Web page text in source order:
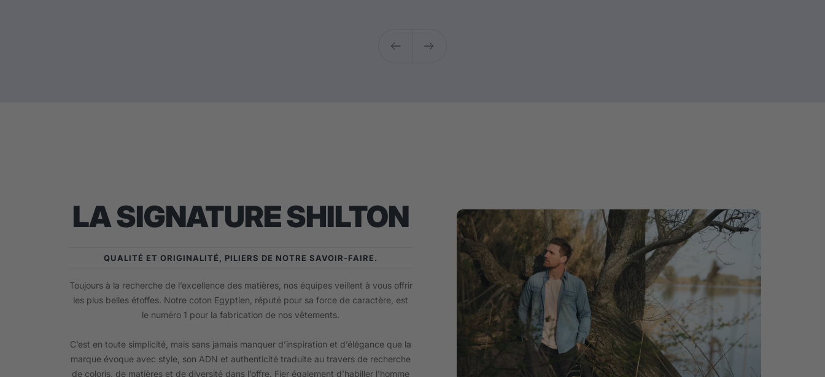
PrécédentSuivant
LA SIGNATURE SHILTON
QUALITÉ ET ORIGINALITÉ, PILIERS DE NOTRE SAVOIR-FAIRE.
Toujours à la recherche de l’excellence des matières, nos équipes veillent à vous offrir
les plus belles étoffes. Notre coton Egyptien, réputé pour sa force de caractère, est
le numéro 1 pour la fabrication de nos vêtements.
C’est en toute simplicité, mais sans jamais manquer d’inspiration et d’élégance que la
marque évoque avec style, son ADN et authenticité traduite au travers de recherche
de coloris, de matières et de diversité dans l’offre. Fier également d’habiller l’homme